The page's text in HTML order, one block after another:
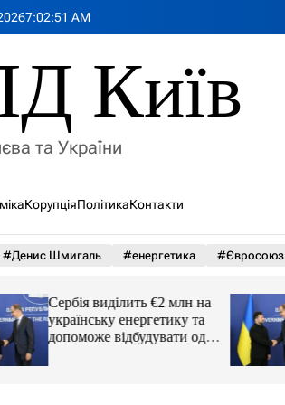
7:02:52 AM
Київ
та України
КорупціяПолітикаКонтакти
#Денис Шмигаль #енергетика #Євросоюз
Сербія виділить €2 млн на
українську енергетику та
допоможе відбудувати одне
з міст